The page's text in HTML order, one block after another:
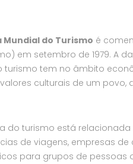
Mundial do Turismo é
em setembro de 1979. A
turismo tem no âmbito
culturais de um povo,
do turismo está
de viagens, empresas de
para grupos de pessoas